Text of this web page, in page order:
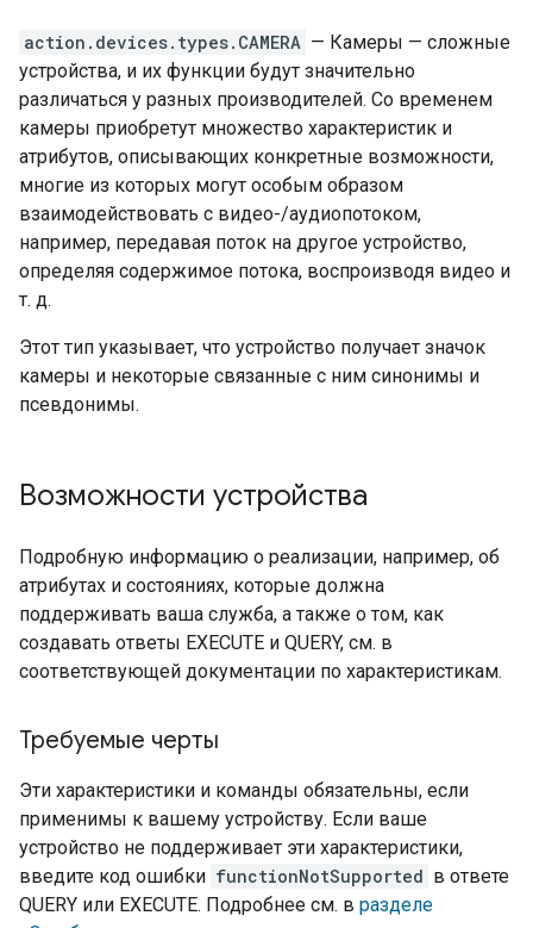
action.devices.types.CAMERA — Камеры — сложные
устройства, и их функции будут значительно
различаться у разных производителей. Со временем
камеры приобретут множество характеристик и
атрибутов, описывающих конкретные возможности,
многие из которых могут особым образом
взаимодействовать с видео-/аудиопотоком,
например, передавая поток на другое устройство,
определяя содержимое потока, воспроизводя видео и
т. д.
Этот тип указывает, что устройство получает значок
камеры и некоторые связанные с ним синонимы и
псевдонимы.
Возможности устройства
Подробную информацию о реализации, например, об
атрибутах и ​​состояниях, которые должна
поддерживать ваша служба, а также о том, как
создавать ответы EXECUTE и QUERY, см. в
соответствующей документации по характеристикам.
Требуемые черты
Эти характеристики и команды обязательны, если
применимы к вашему устройству. Если ваше
устройство не поддерживает эти характеристики,
введите код ошибки functionNotSupported в ответе
QUERY или EXECUTE. Подробнее см. в разделе